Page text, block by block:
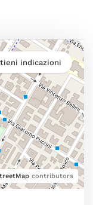
contributors
indicazioni